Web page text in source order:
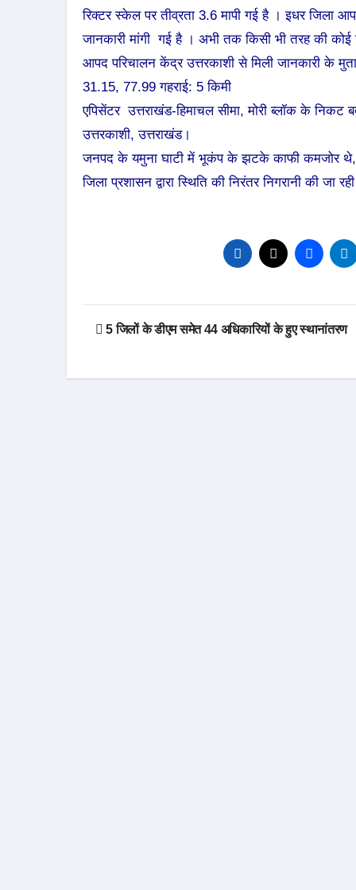
रिक्टर स्केल पर तीव्रता 3.6 मापी गई है । इधर जिला
जानकारी मांगी गई है । अभी तक किसी भी तरह की
आपद परिचालन केंद्र उत्तरकाशी से मिली जानकारी के
31.15, 77.99 गहराई: 5 किमी
एपिसेंटर उत्तराखंड-हिमाचल सीमा, मोरी ब्लॉक के निकट
उत्तरकाशी, उत्तराखंड।
जनपद के यमुना घाटी में भूकंप के झटके काफी कमजोर थे,
जिला प्रशासन द्वारा स्थिति की निरंतर निगरानी की
Post
5 जिलों के डीएम समेत 44 अधिकारियों के हुए स्थानांतरण